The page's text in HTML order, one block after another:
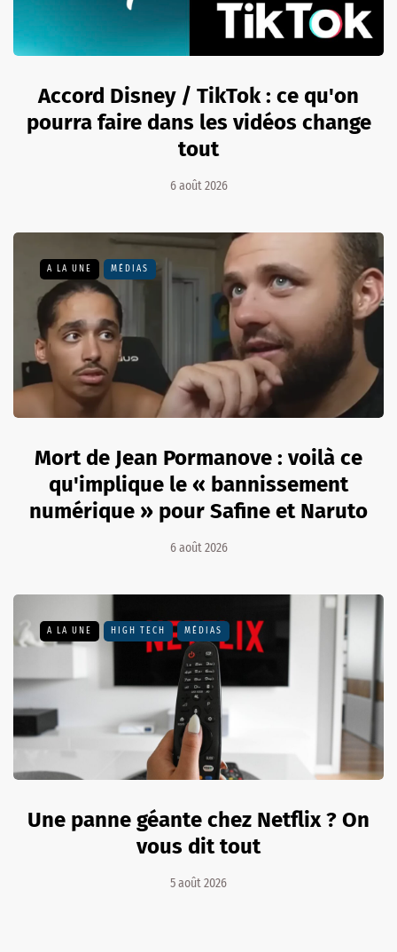
Accord Disney / TikTok : ce qu'on
pourra faire dans les vidéos change
tout
6 août 2026
A LA UNE MÉDIAS
Mort de Jean Pormanove : voilà ce
qu'implique le « bannissement
numérique » pour Safine et Naruto
6 août 2026
A LA UNE HIGH TECH MÉDIAS
Une panne géante chez Netflix ? On
vous dit tout
5 août 2026